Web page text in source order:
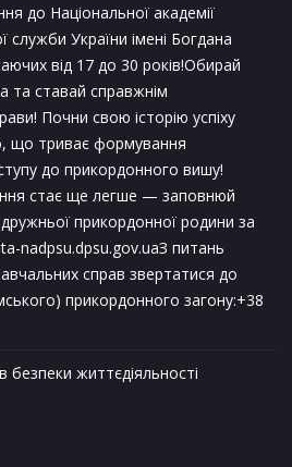
до Національної академії
України імені Богдана
від 17 до 30 років!Обирай
та ставай справжнім
Почни свою історію успіху
що триває формування
до прикордонного вишу!
стає ще легше — заповнюй
прикордонної родини за
nadpsu.dpsu.gov.uaЗ питань
справ звертатися до
прикордонного загону:+38
життєдіяльності